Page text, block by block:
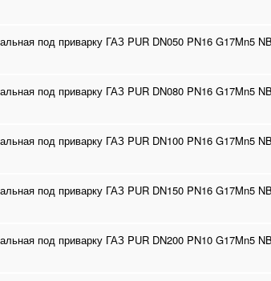
под приварку ГАЗ PUR DN050 PN16 G17Mn5
под приварку ГАЗ PUR DN080 PN16 G17Mn5
под приварку ГАЗ PUR DN100 PN16 G17Mn5
под приварку ГАЗ PUR DN150 PN16 G17Mn5
под приварку ГАЗ PUR DN200 PN10 G17Mn5